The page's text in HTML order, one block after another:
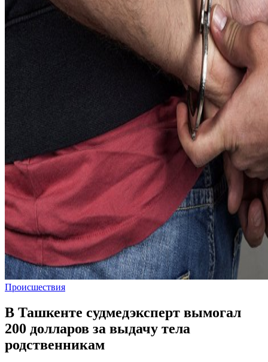
Происшествия
В Ташкенте судмедэксперт вымогал
200 долларов за выдачу тела
родственникам